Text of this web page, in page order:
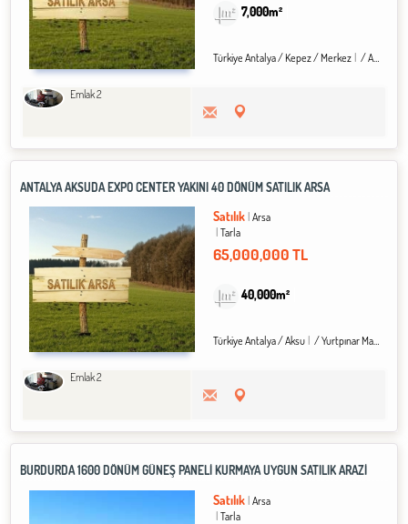
7,000m²
Türkiye Antalya / Kepez/ Merkez / Altınova Orta Mah.
Emlak 2
ANTALYA AKSUDA EXPO CENTER YAKINI 40 DÖNÜM SATILIK ARSA
Satılık Arsa
Tarla
65,000,000 TL
40,000m²
Türkiye Antalya / Aksu / Yurtpınar Mah.
Emlak 2
BURDURDA 1600 DÖNÜM GÜNEŞ PANELİ KURMAYA UYGUN SATILIK ARAZİ
Satılık Arsa
Tarla